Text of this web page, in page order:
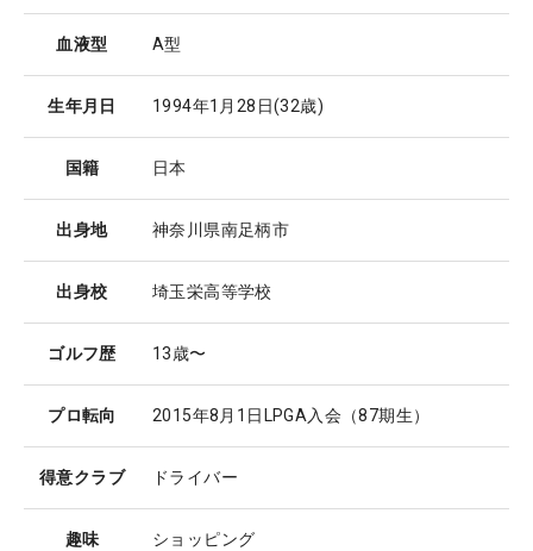
血液型 A型
生年月日 1994年1月28日(32歳)
国籍 日本
出身地 神奈川県南足柄市
出身校 埼玉栄高等学校
ゴルフ歴 13歳〜
プロ転向 2015年8月1日LPGA入会（87期生）
得意クラブ ドライバー
趣味 ショッピング